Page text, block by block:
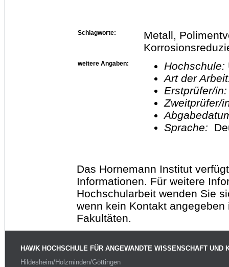
Schlagworte:
Metall,
weitere Angaben: Hochschule:
Art der
Erstprüfer/
Sprache:
Das Hornemann Institut
Informationen. Für weitere
Hochschularbeit wenden Sie
wenn kein Kontakt
Fakultäten.
HAWK HOCHSCHULE FÜR ANGEWANDTE WISSENSCHAFT UND
Hildesheim/Holzminden/Göttingen